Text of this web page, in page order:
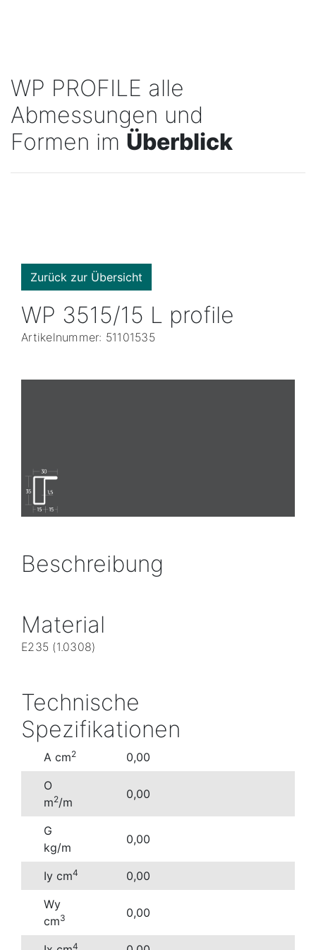
WP PROFILE alle
Abmessungen und
Formen im Überblick
Zurück zur Übersicht
WP 3515/15 L profile
Artikelnummer: 51101535
Beschreibung
Material
E235 (1.0308)
Technische
Spezifikationen
A cm2
0,00
O
m2/m
0,00
G
kg/m
0,00
Iy cm4
0,00
Wy
cm3 0,00
4